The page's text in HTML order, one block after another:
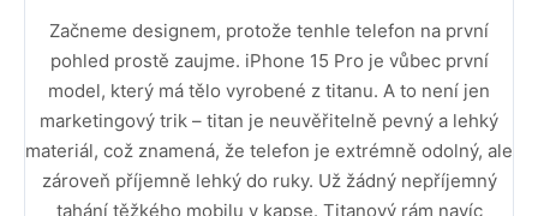
Začneme designem, protože tenhle telefon na první
pohled prostě zaujme. iPhone 15 Pro je vůbec první
model, který má tělo vyrobené z titanu. A to není jen
marketingový trik – titan je neuvěřitelně pevný a lehký
materiál, což znamená, že telefon je extrémně odolný, ale
zároveň příjemně lehký do ruky. Už žádný nepříjemný
tahání těžkého mobilu v kapse. Titanový rám navíc